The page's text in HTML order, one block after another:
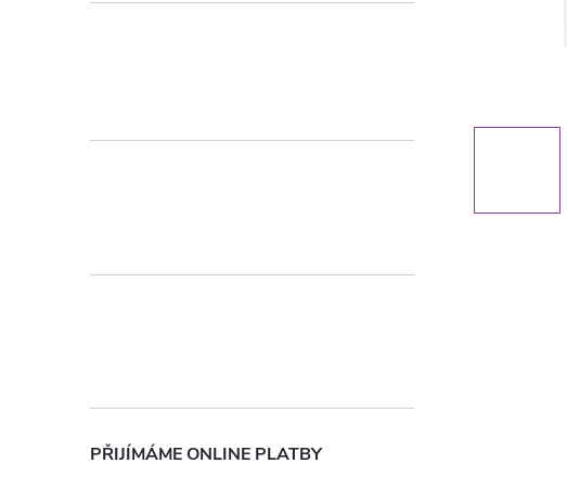
p
e
PŘIJÍMÁME ONLINE PLATBY